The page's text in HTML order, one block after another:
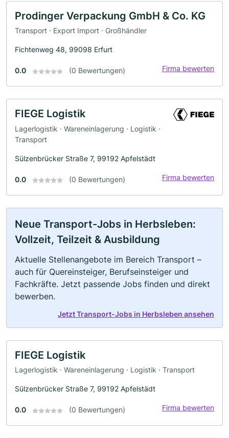
Prodinger Verpackung GmbH & Co. KG
Transport · Export Import · Großhändler
Fichtenweg 48, 99098 Erfurt
0.0 (0 Bewertungen) Firma bewerten
FIEGE Logistik
Lagerlogistik · Wareneinlagerung · Logistik ·
Transport
Sülzenbrücker Straße 7, 99192 Apfelstädt
0.0 (0 Bewertungen) Firma bewerten
Neue Transport-Jobs in Herbsleben:
Vollzeit, Teilzeit & Ausbildung
Aktuelle Stellenangebote im Bereich Transport –
auch für Quereinsteiger, Berufseinsteiger und
Fachkräfte. Jetzt passende Jobs finden und direkt
bewerben.
Jetzt Transport-Jobs in Herbsleben ansehen
FIEGE Logistik
Lagerlogistik · Wareneinlagerung · Logistik · Transport
Sülzenbrücker Straße 7, 99192 Apfelstädt
0.0 (0 Bewertungen) Firma bewerten